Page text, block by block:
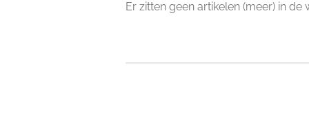
Er zitten geen artikelen (meer) in de